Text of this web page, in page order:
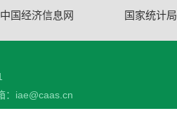
中国经济信息网 国家统计局
：iae@caas.cn